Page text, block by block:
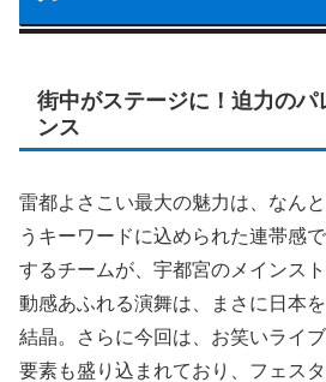
街中がステージに！迫力のパ
ンス
雷都よさこい最大の魅力は、なん
うキーワードに込められた連帯感
するチームが、宇都宮のメインス
動感あふれる演舞は、まさに日本
結晶。さらに今回は、お笑いライ
要素も盛り込まれており、フェス